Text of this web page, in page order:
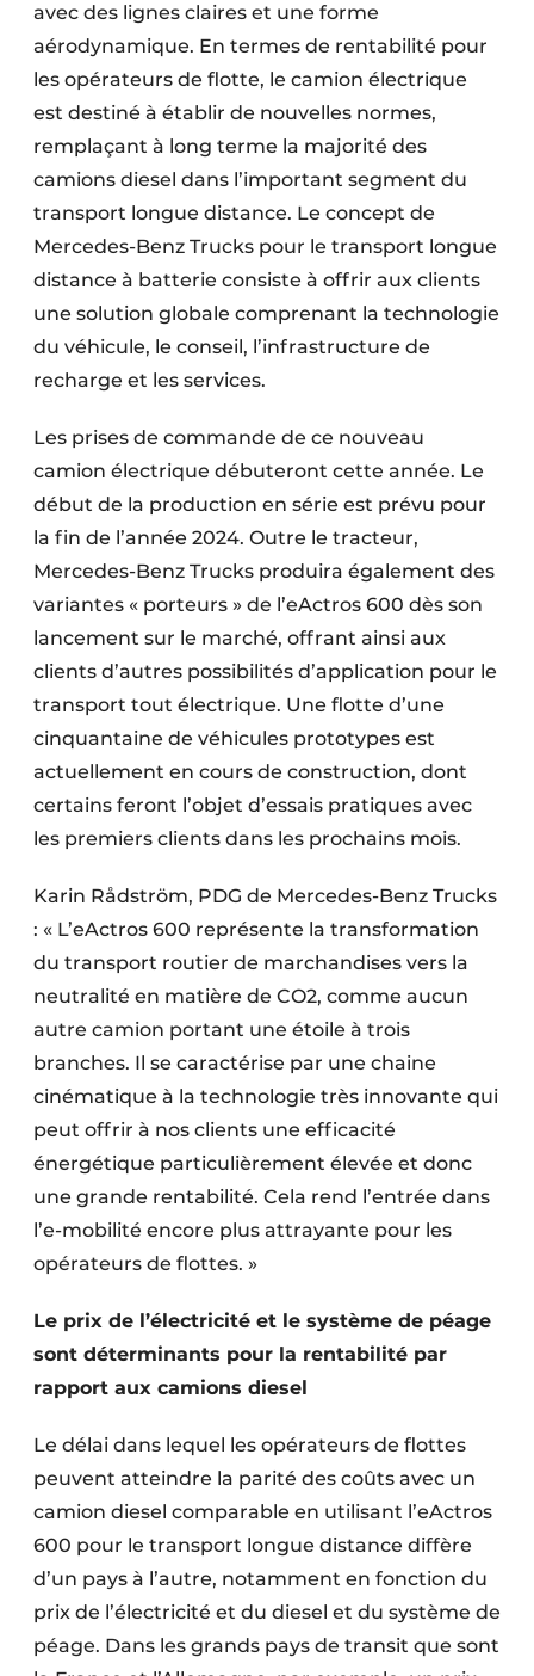
avec des lignes claires et une forme
aérodynamique. En termes de rentabilité pour
les opérateurs de flotte, le camion électrique
est destiné à établir de nouvelles normes,
remplaçant à long terme la majorité des
camions diesel dans l’important segment du
transport longue distance. Le concept de
Mercedes-Benz Trucks pour le transport longue
distance à batterie consiste à offrir aux clients
une solution globale comprenant la technologie
du véhicule, le conseil, l’infrastructure de
recharge et les services.
Les prises de commande de ce nouveau
camion électrique débuteront cette année. Le
début de la production en série est prévu pour
la fin de l’année 2024. Outre le tracteur,
Mercedes-Benz Trucks produira également des
variantes « porteurs » de l’eActros 600 dès son
lancement sur le marché, offrant ainsi aux
clients d’autres possibilités d’application pour le
transport tout électrique. Une flotte d’une
cinquantaine de véhicules prototypes est
actuellement en cours de construction, dont
certains feront l’objet d’essais pratiques avec
les premiers clients dans les prochains mois.
Karin Rådström, PDG de Mercedes-Benz Trucks
: « L’eActros 600 représente la transformation
du transport routier de marchandises vers la
neutralité en matière de CO2, comme aucun
autre camion portant une étoile à trois
branches. Il se caractérise par une chaine
cinématique à la technologie très innovante qui
peut offrir à nos clients une efficacité
énergétique particulièrement élevée et donc
une grande rentabilité. Cela rend l’entrée dans
l’e-mobilité encore plus attrayante pour les
opérateurs de flottes. »
Le prix de l’électricité et le système de péage
sont déterminants pour la rentabilité par
rapport aux camions diesel
Le délai dans lequel les opérateurs de flottes
peuvent atteindre la parité des coûts avec un
camion diesel comparable en utilisant l’eActros
600 pour le transport longue distance diffère
d’un pays à l’autre, notamment en fonction du
prix de l’électricité et du diesel et du système de
péage. Dans les grands pays de transit que sont